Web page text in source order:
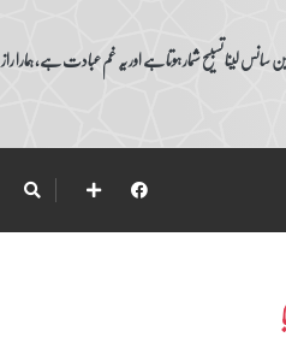
لینا تسبیح شمار ہوتا ہے اور یہ غم عبادت ہے، ہمارا راز